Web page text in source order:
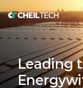
Leading
Energy